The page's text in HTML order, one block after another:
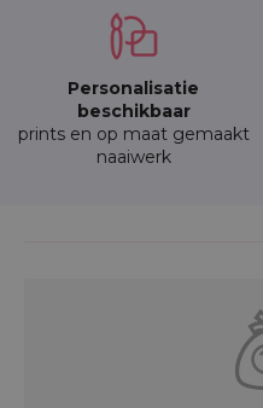
Personalisatie
beschikbaar
prints en op maat gemaakt
naaiwerk